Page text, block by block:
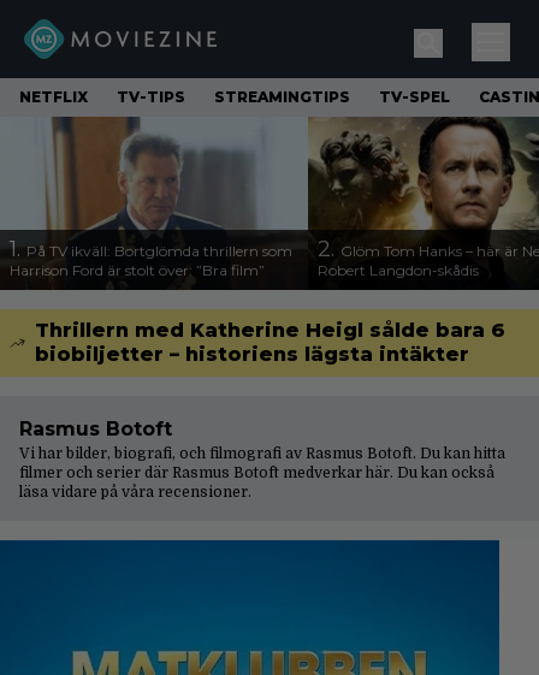
NETFLIX TV-TIPS STREAMINGTIPS TV-SPEL
1. På TV ikväll: Bortglömda thrillern som
Harrison Ford är stolt över: ”Bra film”
2. Glöm Tom Hanks – här är
Robert Langdon-skådis
Thrillern med Katherine Heigl sålde bara 6
biobiljetter – historiens lägsta intäkter
Rasmus Botoft
Vi har bilder, biografi, och filmografi av Rasmus Botoft. Du kan hitta
filmer och serier där Rasmus Botoft medverkar här. Du kan också
läsa vidare på våra recensioner.